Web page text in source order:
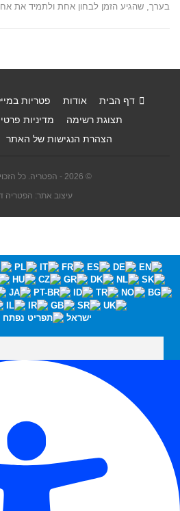
בערך, שהגיע הזמן לבחון אחת ולתמיד את
דף הבית אודות פטריות
תצוגת רשימה
מדיניות
הצהרת הנגישות של האתר
© 2026 - הפטריה. כל הזכויות שמורות.
עיצוב אתר: הפטריה
ישראל